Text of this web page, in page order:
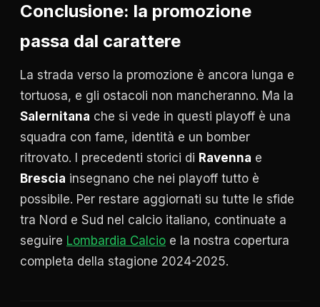
Conclusione: la promozione
passa dal carattere
La strada verso la promozione è ancora lunga e
tortuosa, e gli ostacoli non mancheranno. Ma la
Salernitana che si vede in questi playoff è una
squadra con fame, identità e un bomber
ritrovato. I precedenti storici di Ravenna e
Brescia insegnano che nei playoff tutto è
possibile. Per restare aggiornati su tutte le sfide
tra Nord e Sud nel calcio italiano, continuate a
seguire Lombardia Calcio e la nostra copertura
completa della stagione 2024-2025.